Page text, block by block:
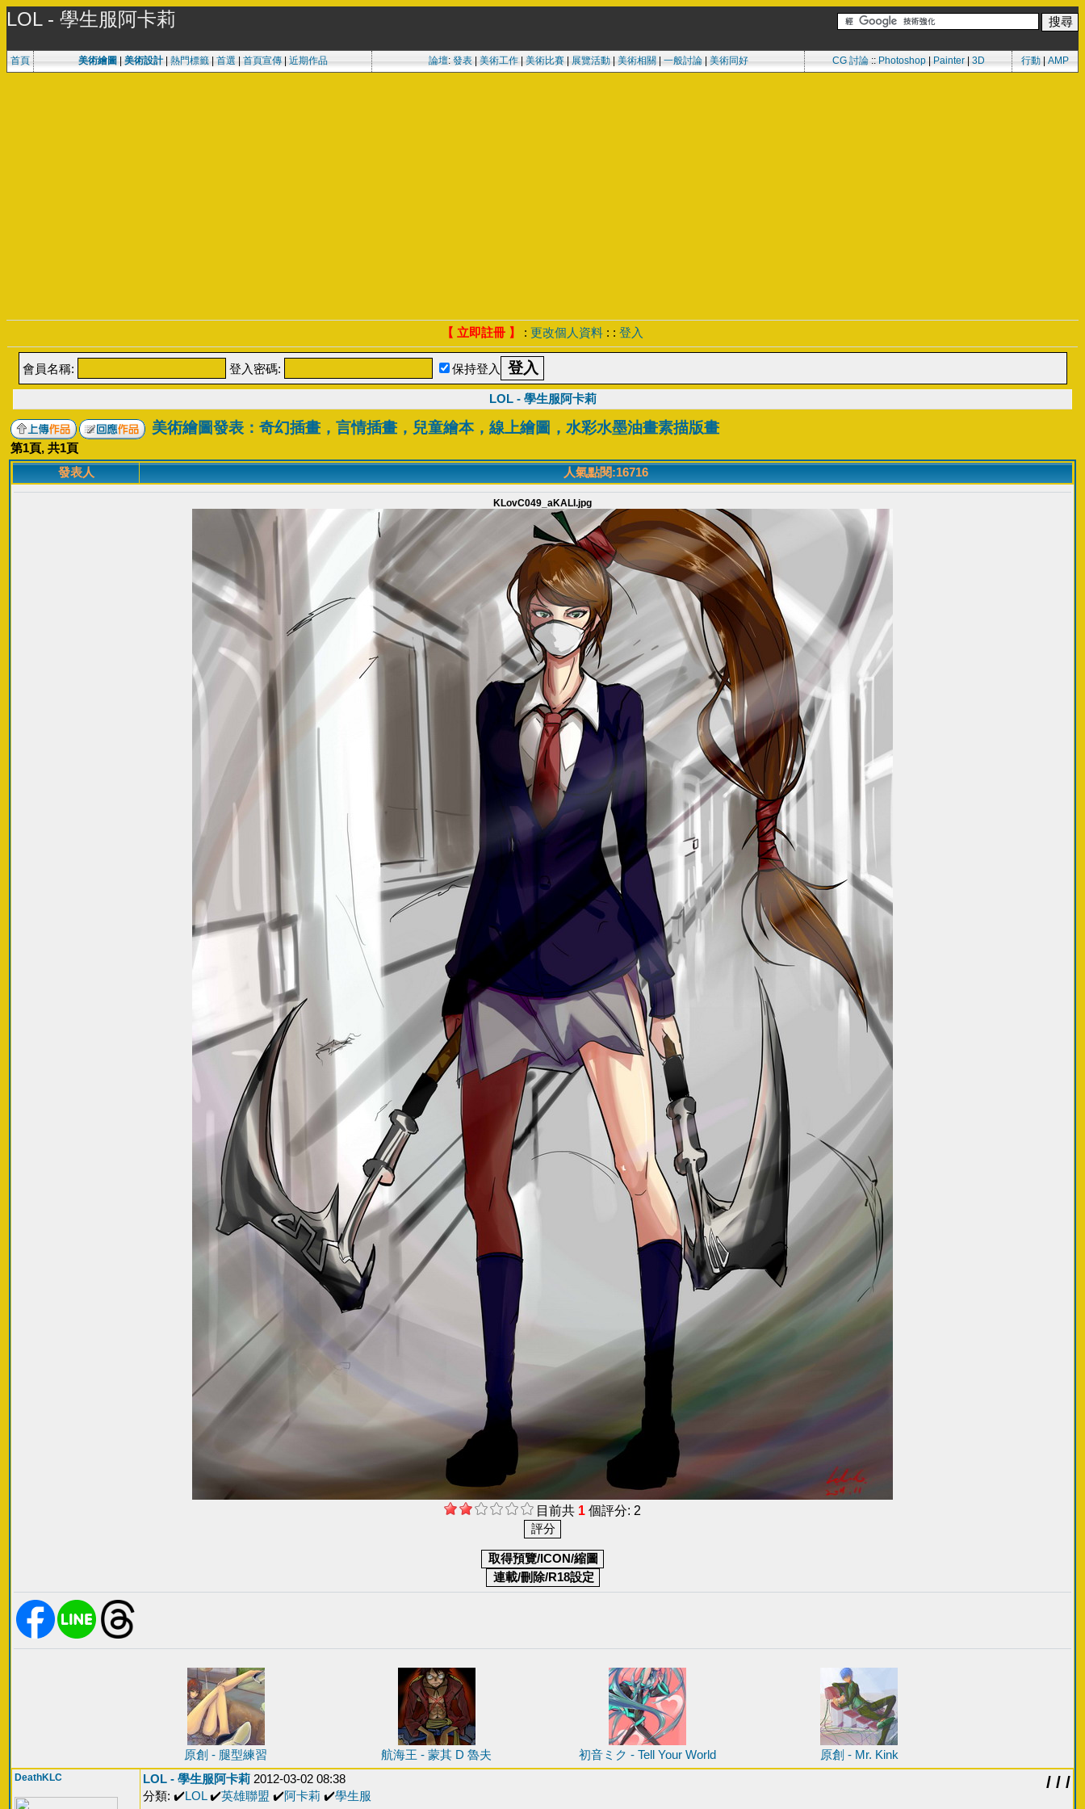
LOL - 學生服阿卡莉
首頁 美術繪圖 美術設計| 熱門標籤| 首選 首頁宣傳| 近期作品 論壇: 發表| 美術工作| 美術比賽| 展覽活動| 美術相關 一般討論| 美術同好 CG 討論:: Photoshop| Painter| 3D 行動 AMP
【 立即註冊 】 : 更改個人資料 : : 登入
會員名稱: 登入密碼: 保持登入
LOL - 學生服阿卡莉
美術繪圖發表：奇幻插畫，言情插畫，兒童繪本，線上繪圖，水彩水墨油畫素描版畫
第1頁, 共1頁
發表人
人氣點閱:16716
KLovC049_aKALI.jpg
目前共 1 個評分: 2
原創 - 腿型練習 航海王 - 蒙其 D 魯夫 初音ミク - Tell Your World 原創 - Mr. Kink
DeathKLC LOL - 學生服阿卡莉 2012-03-02 08:38
分類: ✔️LOL✔️英雄聯盟 ✔️阿卡莉 ✔️學生服
/ / /